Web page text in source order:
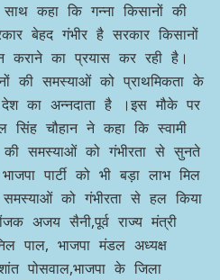
कहा कि गन्ना किसानों की
बेहद गंभीर है सरकार किसानों
कराने का प्रयास कर रही है।
की समस्याओं को प्राथमिकता के
का अन्नदाता है ।इस मौके पर
सिंह चौहान ने कहा कि स्वामी
समस्याओं को गंभीरता से सुनते
पार्टी को भी बड़ा लाभ मिल
को गंभीरता से हल किया
अजय सैनी,पूर्व राज्य मंत्री
पाल, भाजपा मंडल अध्यक्ष
पोसवाल,भाजपा के जिला